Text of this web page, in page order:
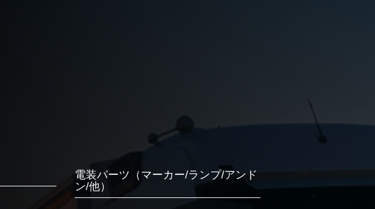
電装パーツ（マーカー/ランプ/アンド
ン/他）